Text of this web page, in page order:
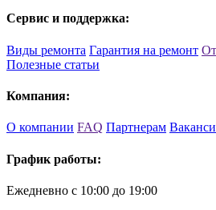
Сервис и поддержка:
Виды ремонта Гарантия на ремонт
Полезные статьи
Компания:
О компании FAQ Партнерам
График работы:
Ежедневно с 10:00 до 19:00